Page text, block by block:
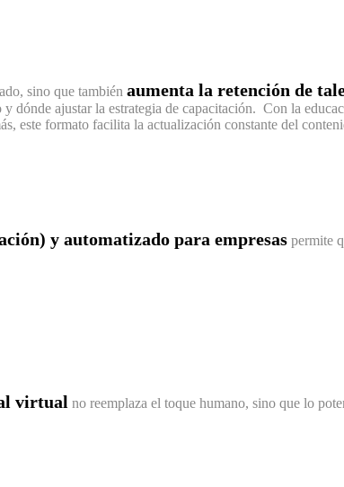
sino que también aumenta la retención de
dónde ajustar la estrategia de capacitación. Con la
este formato facilita la actualización constante del
y automatizado para empresas permite
virtual no reemplaza el toque humano, sino que lo